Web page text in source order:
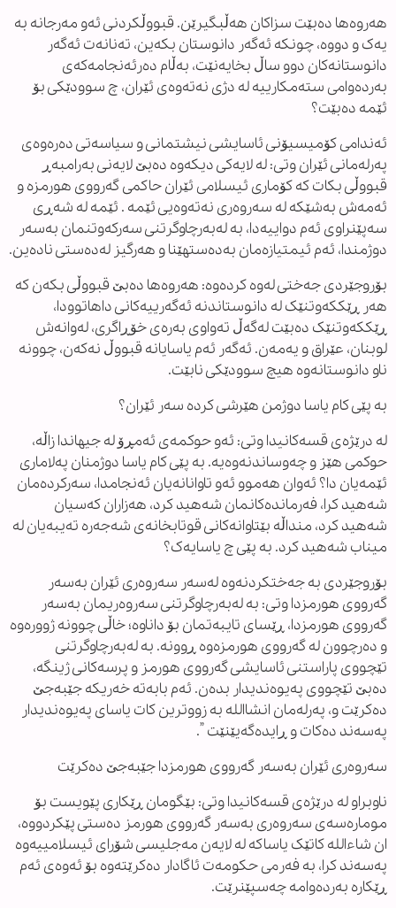
هەروەها دەبێت سزاکان هەڵبگیرێن. قبووڵکردنی ئەو مەرجانە بە
یەک و دووە، چونکە ئەگەر دانوستان بکەین، تەنانەت ئەگەر
دانوستانەکان دوو ساڵ بخایەنێت، بەڵام دەرئەنجامەکەی
بەردەوامی ستەمکارییە لە دژی نەتەوەی ئێران، چ سوودێکی بۆ
ئێمە دەبێت؟
ئەندامی کۆمیسیۆنی ئاسایشی نیشتمانی و سیاسەتی دەرەوەی
پەرلەمانی ئێران وتی: له لایەکی دیکەوه دەبێ لایەنی بەرامبەڕ
قبووڵی بکات که کۆماری ئیسلامی ئێران حاکمی گەرووی هورمزه و
ئەمەش بەشێکه له سەروەری نەتەوەیی ئێمه . ئێمە لە شەڕی
سەپێنراوی ئەم دواییەدا، بە لەبەرچاوگرتنی سەرکەوتنمان بەسەر
دوژمندا، ئەم ئیمتیازەمان بەدەستهێنا و هەرگیز لەدەستی نادەین.
بۆروجێردی جەختی لەوە کردەوە: هەروەها دەبێ قبووڵی بکەن کە
هەر ڕێککەوتنێک لە دانوستاندنە ئەگەرییەکانی داهاتوودا،
ڕێککەوتنێک دەبێت لەگەڵ تەواوی بەرەی خۆڕاگری، لەوانەش
لوبنان، عێراق و یەمەن. ئەگەر ئەم یاسایانە قبووڵ نەکەن، چوونە
ناو دانوستانەوە هیچ سوودێکی نابێت.
بە پێی کام یاسا دوژمن هێرشی کردە سەر ئێران؟
لە درێژەی قسەکانیدا وتی: ئەو حوکمەی ئەمڕۆ لە جیهاندا زاڵە،
حوکمی هێز و چەوساندنەوەیە. بە پێی کام یاسا دوژمنان پەلاماری
ئێمەیان دا؟ ئەوان هەموو ئەو تاوانانەیان ئەنجامدا، سەرکردەمان
شەهید کرا، فەرماندەکانمان شەهید کرد، هەزاران کەسیان
شەهید کرد، منداڵە بێتاوانەکانی قوتابخانەی شەجەرە تەیبەیان لە
میناب شەهید کرد. بە پێی چ یاسایەک؟
بۆروجێردی بە جەختکردنەوە لەسەر سەروەری ئێران بەسەر
گەرووی هورمزدا وتی: بە لەبەرچاوگرتنی سەروەریمان بەسەر
گەرووی هورمزدا، ڕێسای تایبەتمان بۆ داناوە؛ خاڵی چوونە ژوورەوە
و دەرچوون لە گەرووی هورمزەوە ڕوونە. بە لەبەرچاوگرتنی
تێچووی پاراستنی ئاسایشی گەرووی هورمز و پرسەکانی ژینگە،
دەبێ تێچووی پەیوەندیدار بدەن. ئەم بابەتە خەریکە جێبەجێ
دەکرێت و، پەرلەمان انشااللە بە زووترین کات یاسای پەیوەندیدار
پەسەند دەکات و ڕایدەگەیێنێت ”.
سەروەری ئێران بەسەر گەرووی هورمزدا جێبەجێ دەکرێت
ناوبراو لە درێژەی قسەکانیدا وتی: بێگومان ڕێکاری پێویست بۆ
مومارەسەی سەروەری بەسەر گەرووی هورمز دەستی پێکردووە،
ان شاءاللە کاتێک یاساکە لە لایەن مەجلیسی شۆرای ئیسلامییەوە
پەسەند کرا، بە فەرمی حکومەت ئاگادار دەکرێتەوە بۆ ئەوەی ئەم
ڕێکارە بەردەوامە چەسپێنرێت.